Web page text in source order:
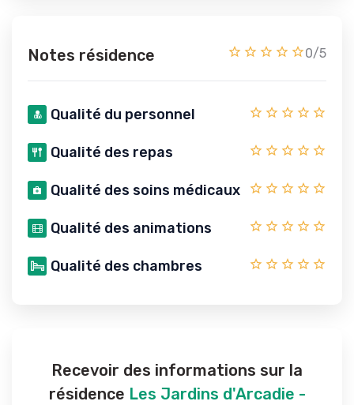
Notes résidence 0/5
Qualité du personnel
Qualité des repas
Qualité des soins médicaux
Qualité des animations
Qualité des chambres
Recevoir des informations sur la
résidence Les Jardins d'Arcadie -